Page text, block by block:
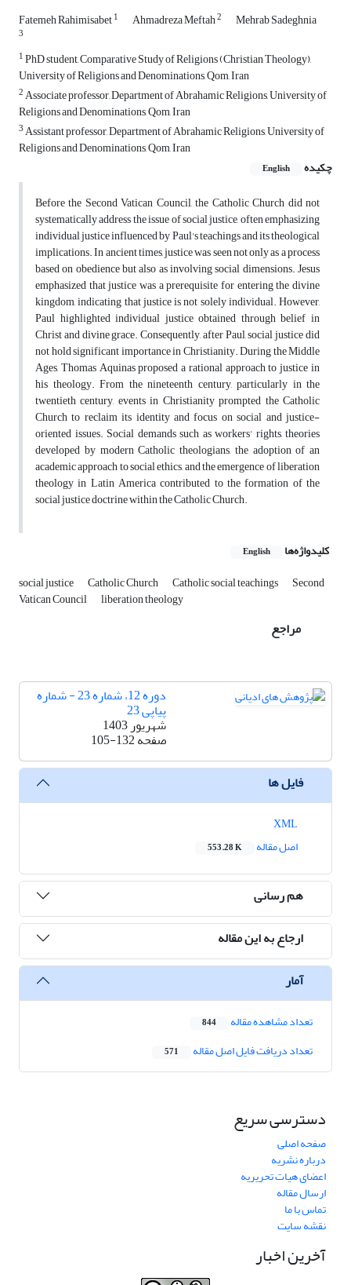
Fatemeh Rahimisabet1 Ahmadreza Meftah2 Mehrab Sadeghnia
3
1PhD student, Comparative Study of Religions (Christian Theology),
University of Religions and Denominations, Qom, Iran
2Associate professor, Department of Abrahamic Religions, University of
Religions and Denominations, Qom, Iran
3Assistant professor, Department of Abrahamic Religions, University of
Religions and Denominations, Qom, Iran
چکیده
English
Before the Second Vatican Council, the Catholic Church did not
systematically address the issue of social justice, often emphasizing
individual justice influenced by Paul's teachings and its theological
implications. In ancient times, justice was seen not only as a process
based on obedience but also as involving social dimensions. Jesus
emphasized that justice was a prerequisite for entering the divine
kingdom, indicating that justice is not solely individual. However,
Paul highlighted individual justice obtained through belief in
Christ and divine grace. Consequently, after Paul, social justice did
not hold significant importance in Christianity. During the Middle
Ages, Thomas Aquinas proposed a rational approach to justice in
his theology. From the nineteenth century, particularly in the
twentieth century, events in Christianity prompted the Catholic
Church to reclaim its identity and focus on social and justice-
oriented issues. Social demands such as workers' rights, theories
developed by modern Catholic theologians, the adoption of an
academic approach to social ethics, and the emergence of liberation
theology in Latin America contributed to the formation of the
social justice doctrine within the Catholic Church.
کلیدواژه‌ها English
social justice Catholic Church Catholic social teachings Second
Vatican Council liberation theology
مراجع
دوره 12، شماره 23 - شماره
پیاپی 23
شهریور 1403
صفحه105-132
فایل ها
اصل مقاله
553.28 K
هم رسانی
ارجاع به این مقاله
آمار
تعداد مشاهده مقاله 844
تعداد دریافت فایل اصل مقاله 571
دسترسی سریع
صفحه اصلی
درباره نشریه
اعضای هیات تحریریه
ارسال مقاله
تماس با ما
نقشه سایت
آخرین اخبار